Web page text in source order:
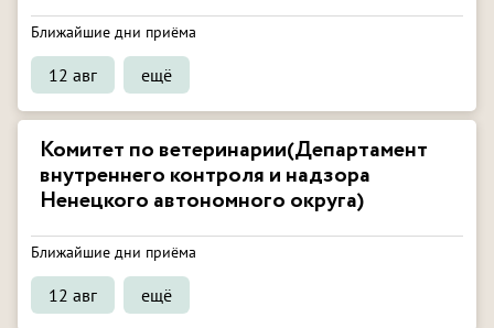
Ближайшие дни приёма
12 авг ещё
Комитет по ветеринарии(Департамент
внутреннего контроля и надзора
Ненецкого автономного округа)
Ближайшие дни приёма
12 авг ещё